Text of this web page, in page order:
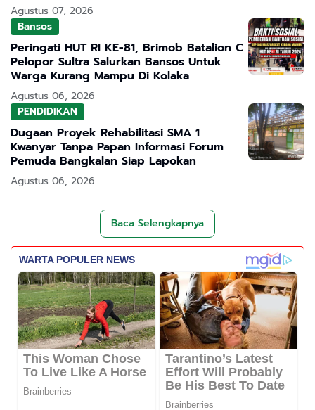
Agustus 07, 2026
Bansos
Peringati HUT RI KE-81, Brimob Batalion C
Pelopor Sultra Salurkan Bansos Untuk
Warga Kurang Mampu Di Kolaka
Agustus 06, 2026
PENDIDIKAN
Dugaan Proyek Rehabilitasi SMA 1
Kwanyar Tanpa Papan Informasi Forum
Pemuda Bangkalan Siap Lapokan
Agustus 06, 2026
Baca Selengkapnya